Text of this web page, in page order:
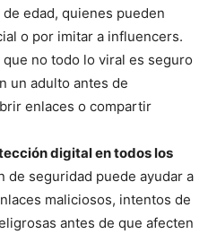
edad, quienes pueden
o por imitar a influencers.
no todo lo viral es seguro
un adulto antes de
enlaces o compartir
digital en todos los
de seguridad puede ayudar a
maliciosos, intentos de
antes de que afecten